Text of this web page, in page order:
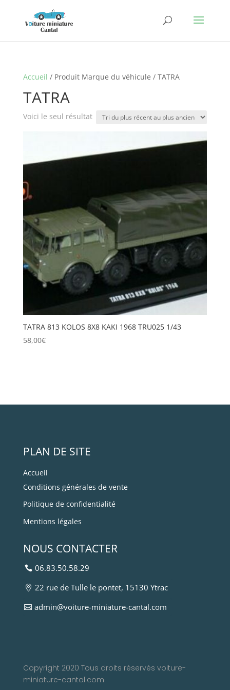
Accueil / Produit Marque du véhicule / TATRA
TATRA
Voici le seul résultat
TATRA 813 KOLOS 8X8 KAKI 1968 TRU025 1/43
58,00€
PLAN DE SITE
Accueil
Conditions générales de vente
Politique de confidentialité
Mentions légales
NOUS CONTACTER
06.83.50.58.29
22 rue de Tulle le pontet, 15130 Ytrac
admin@voiture-miniature-cantal.com
Copyright 2020 Tous droits réservés voiture-
miniature-cantal.com